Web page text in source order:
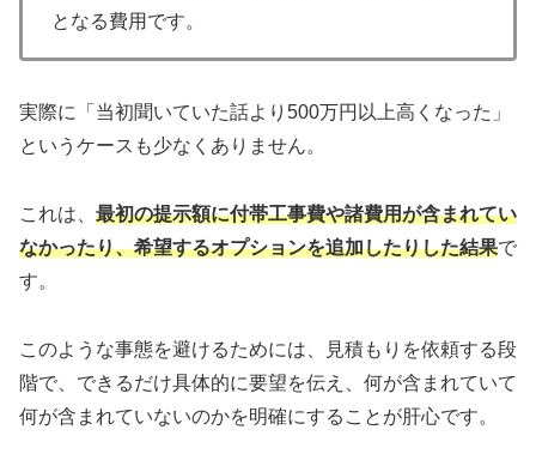
となる費用です。
実際に「当初聞いていた話より500万円以上高くなった」
というケースも少なくありません。
これは、 最初の提示額に付帯工事費や諸費用が含まれてい
なかったり、希望するオプションを追加したりした結果で
す。
このような事態を避けるためには、見積もりを依頼する段
階で、できるだけ具体的に要望を伝え、何が含まれていて
何が含まれていないのかを明確にすることが肝心です。